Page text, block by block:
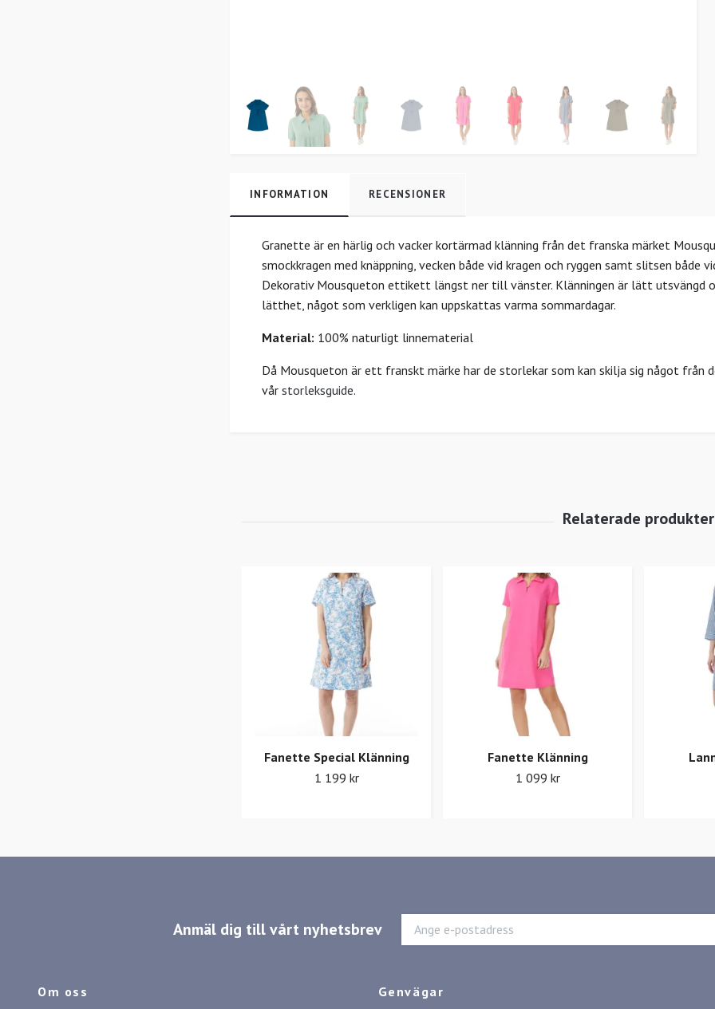
INFORMATION RECENSIONER
Granette är en härlig och vacker kortärmad klänning från det franska märket
smockkragen med knäppning, vecken både vid kragen och ryggen samt slitsen
Dekorativ Mousqueton ettikett längst ner till vänster. Klänningen är lätt utsvängd
lätthet, något som verkligen kan uppskattas varma sommardagar.
Material: 100% naturligt linnematerial
Då Mousqueton är ett franskt märke har de storlekar som kan skilja sig något från
vår storleksguide.
Fanette Special Klänning
1 199 kr
Fanette Klänning
1 099 kr
Anmäl dig till vårt nyhetsbrev
Om oss Genvägar